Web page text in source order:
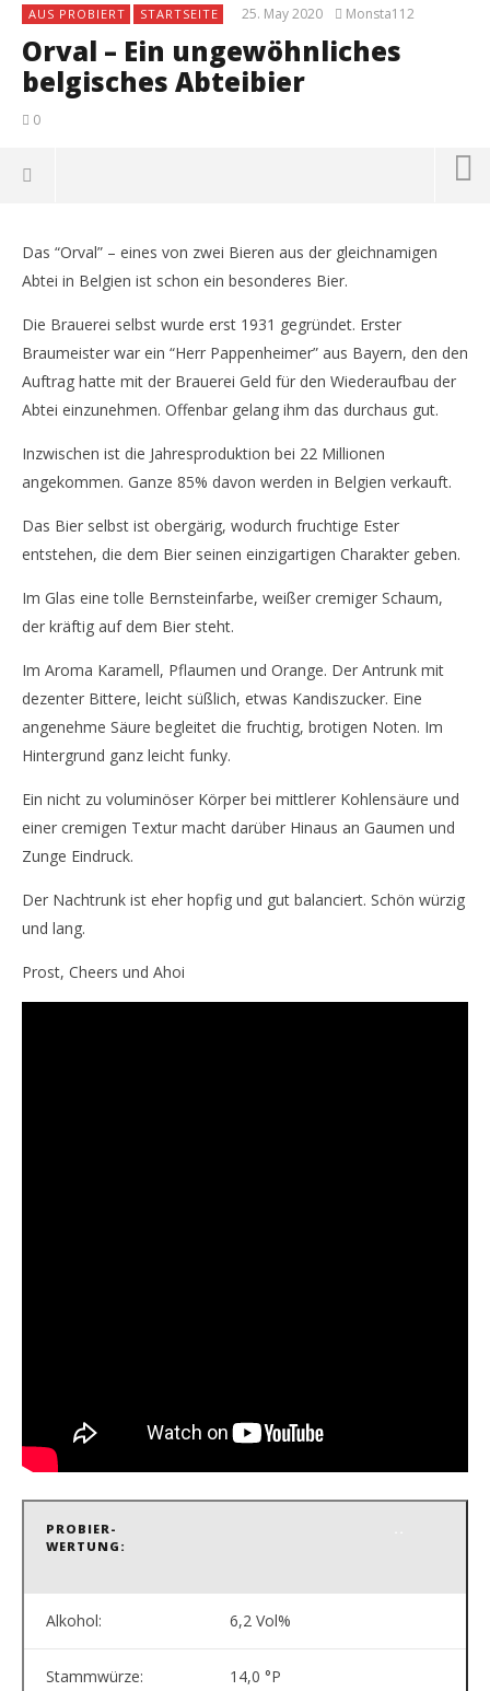
AUS PROBIERT STARTSEITE 25. May 2020 Monsta112
Orval – Ein ungewöhnliches
belgisches Abteibier
0
NOW VIEWING
Orval – Ein ungewöhnliches belgisches Abteibier
25.
May
Monsta112
Das “Orval” – eines von zwei Bieren aus der gleichnamigen
Abtei in Belgien ist schon ein besonderes Bier.
Die Brauerei selbst wurde erst 1931 gegründet. Erster
Braumeister war ein “Herr Pappenheimer” aus Bayern, den den
Auftrag hatte mit der Brauerei Geld für den Wiederaufbau der
Abtei einzunehmen. Offenbar gelang ihm das durchaus gut.
Inzwischen ist die Jahresproduktion bei 22 Millionen
angekommen. Ganze 85% davon werden in Belgien verkauft.
Das Bier selbst ist obergärig, wodurch fruchtige Ester
entstehen, die dem Bier seinen einzigartigen Charakter geben.
Im Glas eine tolle Bernsteinfarbe, weißer cremiger Schaum,
der kräftig auf dem Bier steht.
Im Aroma Karamell, Pflaumen und Orange. Der Antrunk mit
dezenter Bittere, leicht süßlich, etwas Kandiszucker. Eine
angenehme Säure begleitet die fruchtig, brotigen Noten. Im
Hintergrund ganz leicht funky.
Ein nicht zu voluminöser Körper bei mittlerer Kohlensäure und
einer cremigen Textur macht darüber Hinaus an Gaumen und
Zunge Eindruck.
Der Nachtrunk ist eher hopfig und gut balanciert. Schön würzig
und lang.
Prost, Cheers und Ahoi
PROBIER-
WERTUNG:
Alkohol: 6,2 Vol%
Stammwürze: 14,0 °P